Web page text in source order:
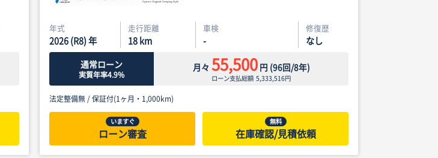
年式
2026 (R8) 年
走行距離
18km
車検
-
修復歴
なし
通常ローン
実質年率4.9%
月々 55,500円 (96回/8年)
ローン支払総額5,333,516円
法定整備無 /保証付(1ヶ月・1,000km)
いますぐ
ローン審査
無料
在庫確認/見積依頼